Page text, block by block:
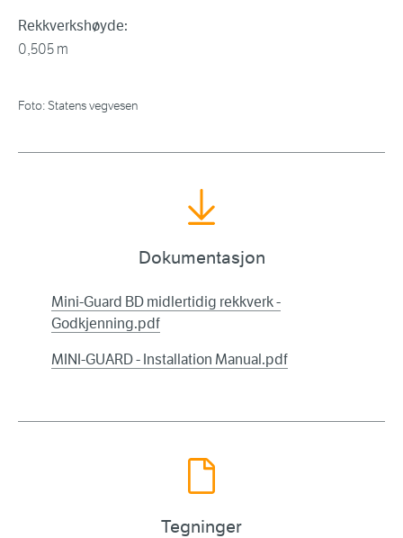
Rekkverkshøyde:
0,505 m
Foto: Statens vegvesen
Dokumentasjon
Mini-Guard BD midlertidig rekkverk -
Godkjenning.pdf
MINI-GUARD - Installation Manual.pdf
Tegninger